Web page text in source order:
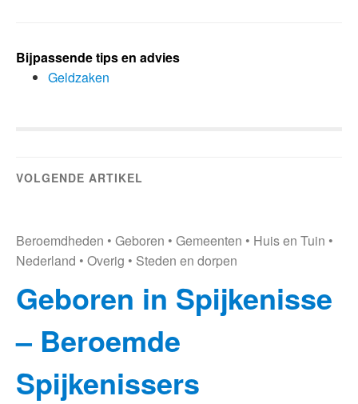
Bijpassende tips en advies
Geldzaken
VOLGENDE ARTIKEL
Beroemdheden • Geboren • Gemeenten • Huis en Tuin •
Nederland • Overig • Steden en dorpen
Geboren in Spijkenisse
– Beroemde
Spijkenissers